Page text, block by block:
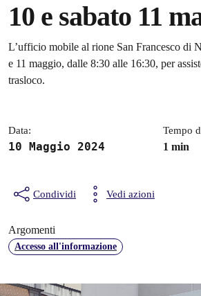
10 e sabato 11
Dettagli della
L’ufficio mobile al rione San Francesco di
e 11 maggio, dalle 8:30 alle 16:30, per
trasloco.
Data:
10 Maggio 2024
Tempo
1 min
Condividi Vedi azioni
Argomenti
Accesso all'informazione